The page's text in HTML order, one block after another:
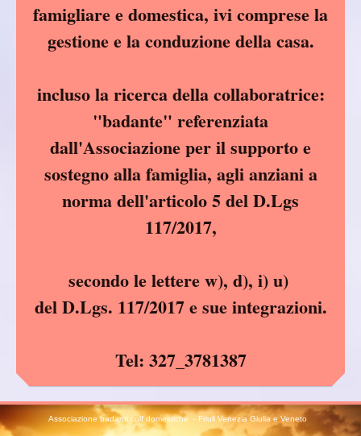
famigliare e domestica, ivi comprese la
gestione e la conduzione della casa.
incluso la ricerca della collaboratrice:
"badante" referenziata
dall'Associazione per il supporto e
sostegno alla famiglia, agli anziani a
norma dell'articolo 5 del D.Lgs
117/2017,
secondo le lettere w), d), i) u)
del D.Lgs. 117/2017 e sue integrazioni.
Tel: 327_3781387
Associazione badanti colf domestiche - Friuli